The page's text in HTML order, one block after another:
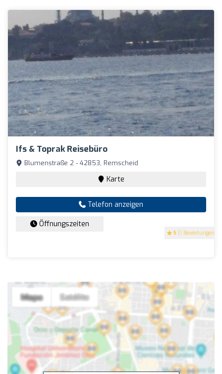
Ifs & Toprak Reisebüro
5 (1 Bewertungen)
Blumenstraße 2 - 42853, Remscheid
Karte
Telefon anzeigen
Öffnungszeiten